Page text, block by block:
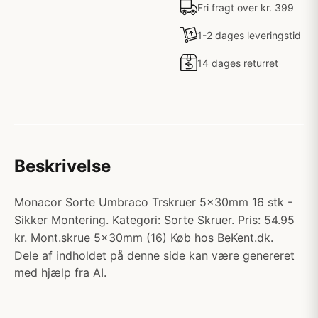
Fri fragt over kr. 399
1-2 dages leveringstid
14 dages returret
Beskrivelse
Monacor Sorte Umbraco Trskruer 5x30mm 16 stk -
Sikker Montering. Kategori: Sorte Skruer. Pris: 54.95
kr. Mont.skrue 5x30mm (16) Køb hos BeKent.dk.
Dele af indholdet på denne side kan være genereret
med hjælp fra AI.